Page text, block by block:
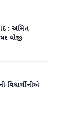
: અમિત
યોજી
વિધાર્થીનીએ